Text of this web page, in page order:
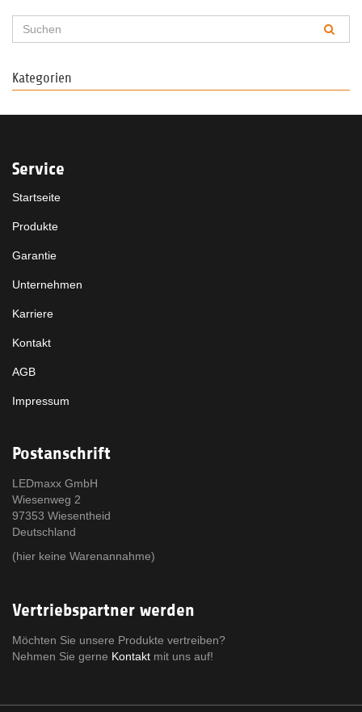
Kategorien
Service
Startseite
Produkte
Garantie
Unternehmen
Karriere
Kontakt
AGB
Impressum
Postanschrift
LEDmaxx GmbH
Wiesenweg 2
97353 Wiesentheid
Deutschland
(hier keine Warenannahme)
Vertriebspartner werden
Möchten Sie unsere Produkte vertreiben?
Nehmen Sie gerne Kontakt mit uns auf!